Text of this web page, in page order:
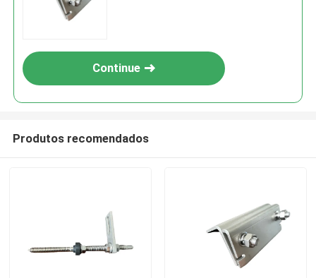
Continue
Produtos recomendados